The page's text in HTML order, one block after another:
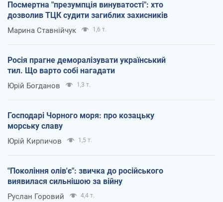
Посмертна "презумпція винуватості": хто
дозволив ТЦК судити загиблих захисників
Марина Ставнійчук 1,6 т.
Росія прагне деморалізувати український
тил. Що варто собі нагадати
Юрій Богданов 1,3 т.
Господарі Чорного моря: про козацьку
морську славу
Юрій Кирпичов 1,5 т.
"Покоління олів'є": звичка до російського
виявилася сильнішою за війну
Руслан Горовий 4,4 т.